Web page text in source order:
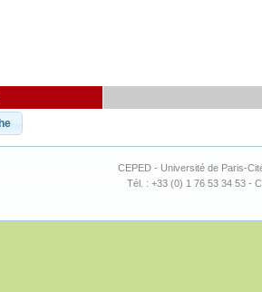
CEPED - Université de Paris-
Tél. : +33 (0) 1 76 53 34 53 -